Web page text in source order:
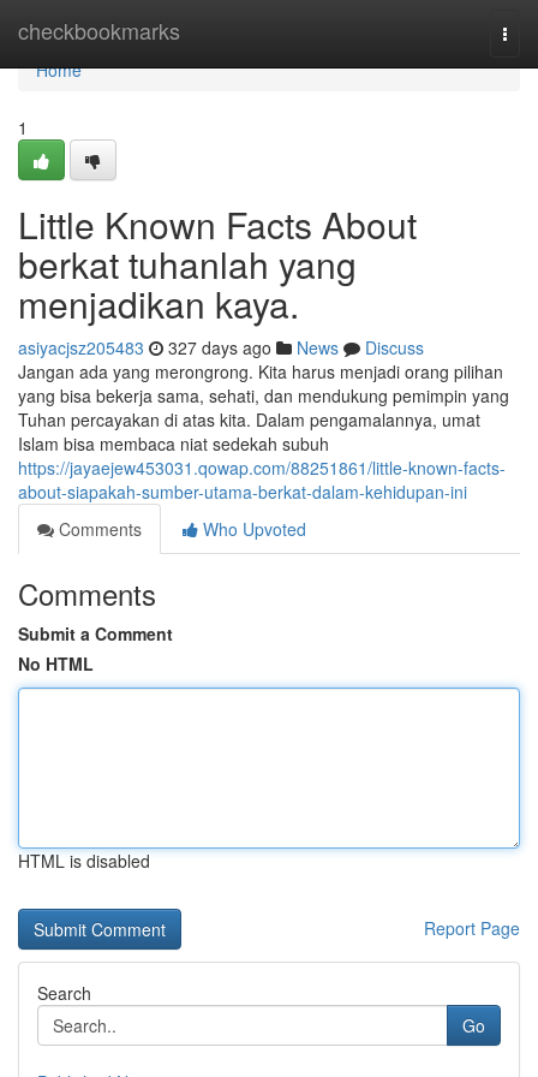
checkbookmarks
Home
Home
1
Little Known Facts About
berkat tuhanlah yang
menjadikan kaya.
asiyacjsz205483 327 days ago News
Discuss
Jangan ada yang merongrong. Kita harus menjadi orang pilihan
yang bisa bekerja sama, sehati, dan mendukung pemimpin yang
Tuhan percayakan di atas kita. Dalam pengamalannya, umat
Islam bisa membaca niat sedekah subuh
https://jayaejew453031.qowap.com/88251861/little-known-facts-
about-siapakah-sumber-utama-berkat-dalam-kehidupan-ini
Comments
Who Upvoted
Comments
Submit a Comment
No HTML
HTML is disabled
Report Page
Search
Go